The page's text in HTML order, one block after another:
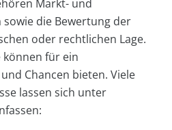
Markt- und
die Bewertung der
oder rechtlichen Lage.
können für ein
Chancen bieten. Viele
lassen sich unter